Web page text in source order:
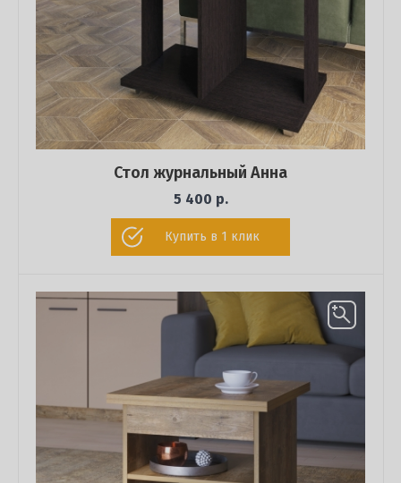
Стол журнальный Анна
5 400 р.
Купить в 1 клик